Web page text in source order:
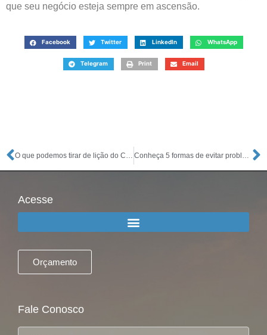
que seu negócio esteja sempre em ascensão.
Facebook Twitter LinkedIn WhatsApp
Telegram Print Email
O que podemos tirar de lição do Coronavírus até o momento Conheça 5 formas de evitar problemas fiscais na sua empresa
Acesse
Orçamento
Fale Conosco